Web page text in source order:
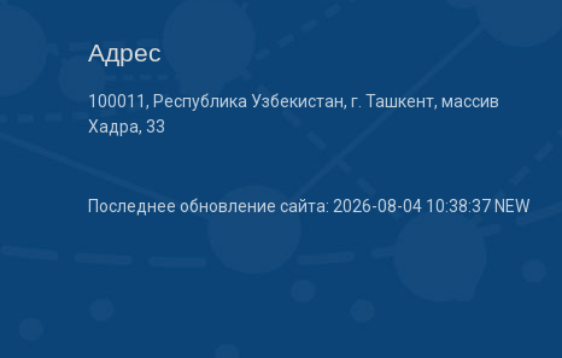
Адрес
100011, Республика Узбекистан, г. Ташкент, массив
Хадра, 33
Последнее обновление сайта: 2026-08-04 10:38:37 NEW